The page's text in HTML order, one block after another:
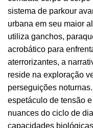
sistema de parkour
urbana em seu maior
utiliza ganchos,
acrobático para
aterrorizantes, a
reside na exploração
perseguições
espetáculo de tensão
nuances do ciclo de
capacidades